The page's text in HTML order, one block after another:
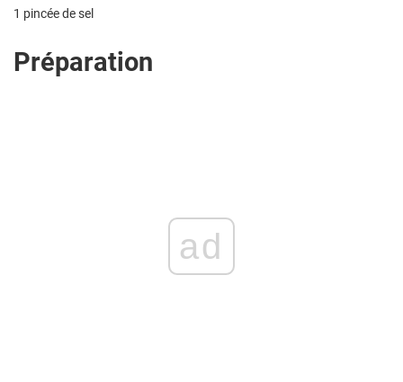
1 pincée de sel
Préparation
ad